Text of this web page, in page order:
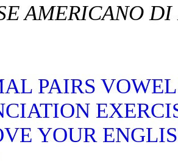
AMERICANO DI
PAIRS
YOUR